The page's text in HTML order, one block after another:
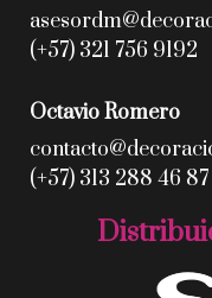
(+57) 321 756 9192
Octavio Romero
(+57) 313 288 46 87